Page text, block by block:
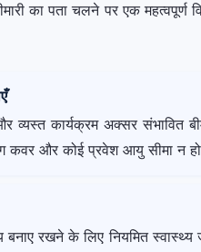
का पता चलने पर एक महत्वपूर्ण
व्यस्त कार्यक्रम अक्सर संभावित
और कोई प्रवेश आयु सीमा न
बनाए रखने के लिए नियमित